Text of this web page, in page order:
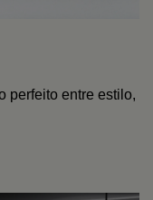
perfeito entre estilo,